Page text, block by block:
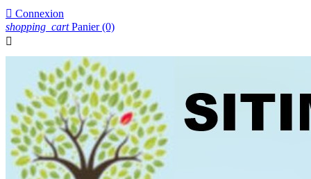
 Connexion
shopping_cart Panier (0)
